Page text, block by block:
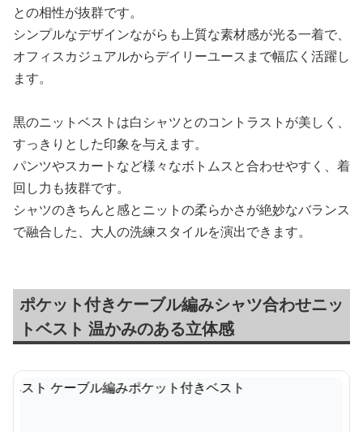
との相性が抜群です。
シンプルなデザインながらも上質な素材感が光る一着で、
オフィスカジュアルからデイリーユースまで幅広く活躍し
ます。
黒のニットベストは白シャツとのコントラストが美しく、
すっきりとした印象を与えます。
パンツやスカートなど様々なボトムスと合わせやすく、着
回し力も抜群です。
シャツのきちんと感とニットの柔らかさが絶妙なバランス
で融合した、大人の洗練スタイルを演出できます。
ポケット付きケーブル編みシャツ合わせニッ
トベスト 温かみのある立体感